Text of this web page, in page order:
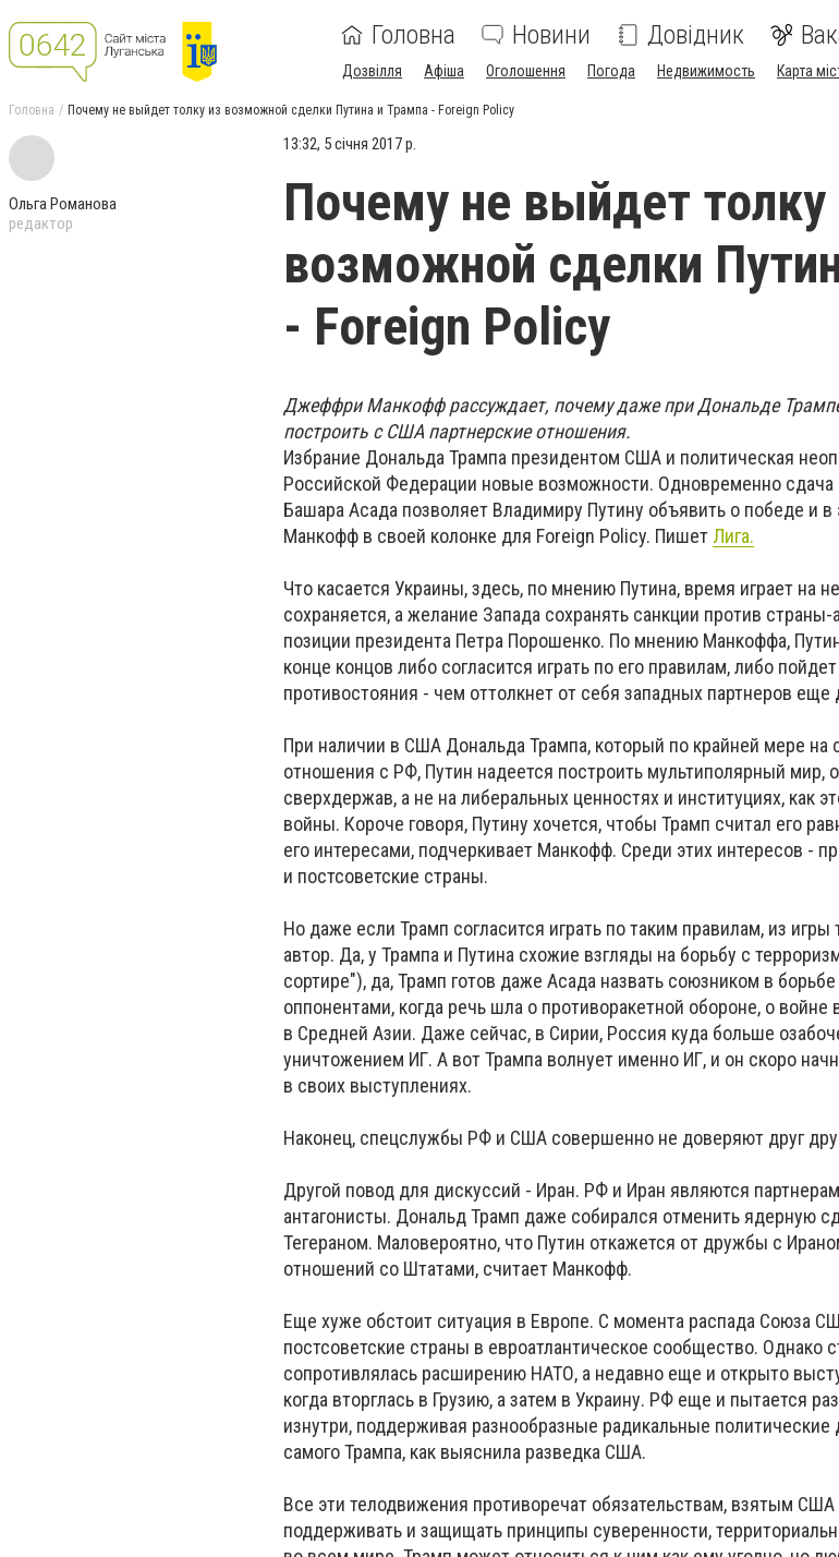
Головна Новини Довідник
Дозвілля Афіша Оголошення Погода Недвижимость Карта
Головна Почему не выйдет толку из возможной сделки Путина и Трампа - Foreign Policy
Ольга Романова
редактор
13:32, 5 січня 2017 р.
Почему не выйдет толку
возможной сделки
- Foreign Policy
Джеффри Манкофф рассуждает, почему даже при Дональде
построить с США партнерские отношения.
Избрание Дональда Трампа президентом США и политическая
Российской Федерации новые возможности. Одновременно сдача
Башара Асада позволяет Владимиру Путину объявить о победе и
Манкофф в своей колонке для Foreign Policy. Пишет Лига.
Что касается Украины, здесь, по мнению Путина, время играет на
сохраняется, а желание Запада сохранять санкции против
позиции президента Петра Порошенко. По мнению Манкоффа,
конце концов либо согласится играть по его правилам, либо
противостояния - чем оттолкнет от себя западных партнеров еще
При наличии в США Дональда Трампа, который по крайней мере на
отношения с РФ, Путин надеется построить мультиполярный мир,
сверхдержав, а не на либеральных ценностях и институциях, как
войны. Короче говоря, Путину хочется, чтобы Трамп считал его
его интересами, подчеркивает Манкофф. Среди этих интересов -
и постсоветские страны.
Но даже если Трамп согласится играть по таким правилам, из
автор. Да, у Трампа и Путина схожие взгляды на борьбу с
сортире"), да, Трамп готов даже Асада назвать союзником в
оппонентами, когда речь шла о противоракетной обороне, о
в Средней Азии. Даже сейчас, в Сирии, Россия куда больше
уничтожением ИГ. А вот Трампа волнует именно ИГ, и он скоро
в своих выступлениях.
Наконец, спецслужбы РФ и США совершенно не доверяют друг
Другой повод для дискуссий - Иран. РФ и Иран являются
антагонисты. Дональд Трамп даже собирался отменить ядерную
Тегераном. Маловероятно, что Путин откажется от дружбы с
отношений со Штатами, считает Манкофф.
Еще хуже обстоит ситуация в Европе. С момента распада Союза
постсоветские страны в евроатлантическое сообщество. Однако
сопротивлялась расширению НАТО, а недавно еще и открыто
когда вторглась в Грузию, а затем в Украину. РФ еще и пытается
изнутри, поддерживая разнообразные радикальные
самого Трампа, как выяснила разведка США.
Все эти телодвижения противоречат обязательствам, взятым
поддерживать и защищать принципы суверенности,